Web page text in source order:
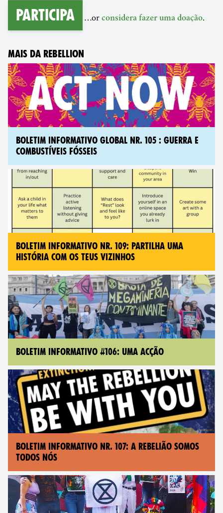
Participa …or considera fazer uma doação.
MAIS DA REBELLION
BOLETIM INFORMATIVO GLOBAL NR. 105 : GUERRA E
COMBUSTÍVEIS FÓSSEIS
BOLETIM INFORMATIVO NR. 109: PARTILHA UMA
HISTÓRIA COM OS TEUS VIZINHOS
BOLETIM INFORMATIVO #106: UMA ACÇÃO
BOLETIM INFORMATIVO NR. 107: A REBELIÃO SOMOS
TODOS NÓS